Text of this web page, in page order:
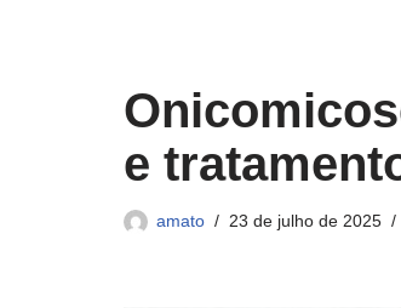
e
amato 23 de julho de 2025